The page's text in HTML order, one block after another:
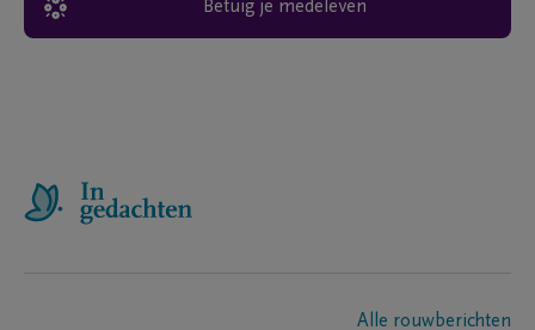
Betuig je medeleven
Alle rouwberichten